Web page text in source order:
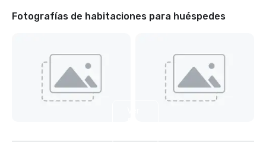
Fotografías de habitaciones para huéspedes